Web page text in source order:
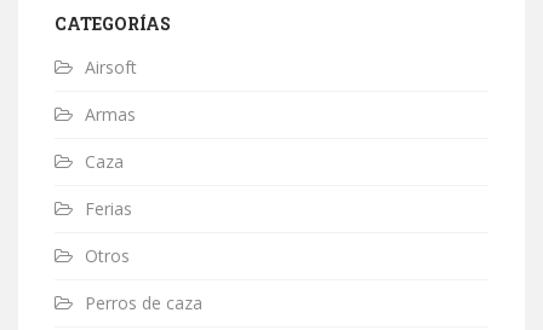
CATEGORÍAS
Airsoft
Armas
Caza
Ferias
Otros
Perros de caza